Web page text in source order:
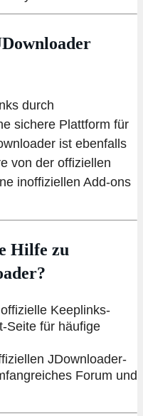
durch
sichere Plattform für
ist ebenfalls
von der offiziellen
inoffiziellen Add-ons
Hilfe zu
Keeplinks-
Seite für häufige
JDownloader-
Forum und